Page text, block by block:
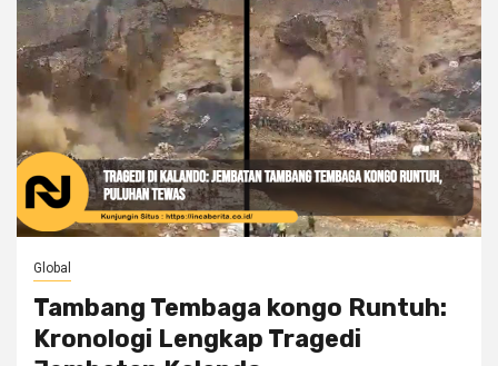
Global
Tambang Tembaga kongo Runtuh:
Kronologi Lengkap Tragedi